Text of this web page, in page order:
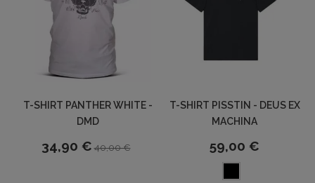
T-SHIRT PANTHER WHITE -
DMD
34,90 € 40,00 €
T-SHIRT PISSTIN - DEUS EX
MACHINA
59,00 €